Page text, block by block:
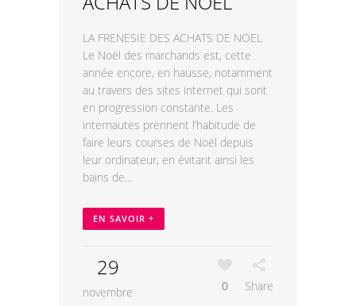
LA FRENESIE DES ACHATS DE NOEL
Le Noël des marchands est, cette
année encore, en hausse, notamment
au travers des sites internet qui sont
en progression constante. Les
internautes prennent l’habitude de
faire leurs courses de Noël depuis
leur ordinateur, en évitant ainsi les
bains de...
EN SAVOIR +
29
novembre 0 Share